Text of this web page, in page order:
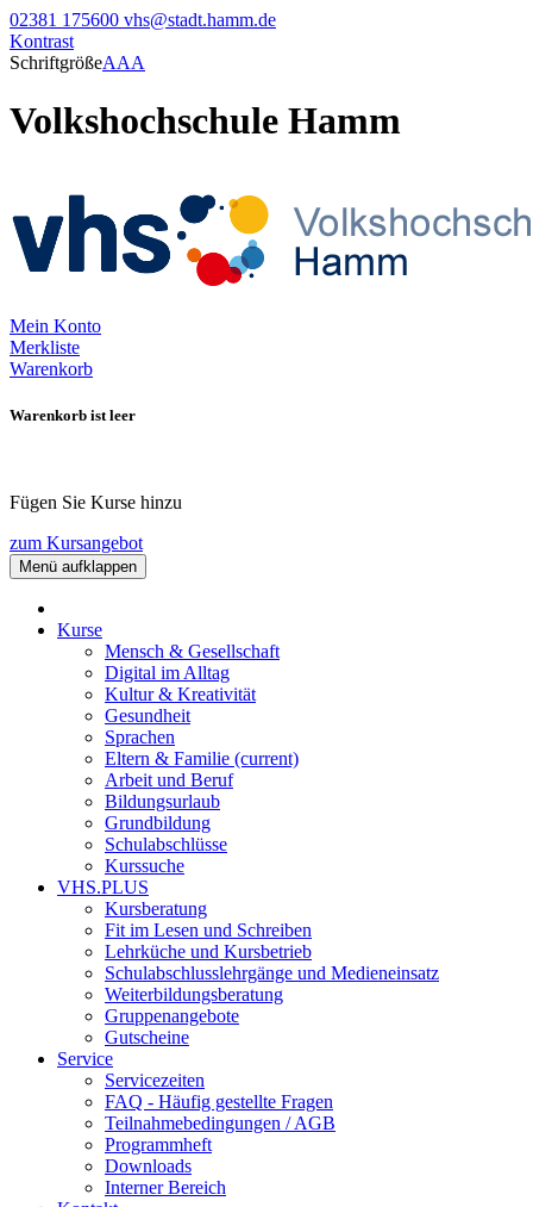
02381 175600 vhs@stadt.hamm.de
Kontrast
SchriftgrößeAAA
Volkshochschule Hamm
Mein Konto
Merkliste
Warenkorb
Warenkorb ist leer
Fügen Sie Kurse hinzu
zum Kursangebot
Menü aufklappen
Kurse
Mensch & Gesellschaft
Digital im Alltag
Kultur & Kreativität
Gesundheit
Sprachen
Eltern & Familie (current)
Arbeit und Beruf
Bildungsurlaub
Grundbildung
Schulabschlüsse
Kurssuche
VHS.PLUS
Kursberatung
Fit im Lesen und Schreiben
Lehrküche und Kursbetrieb
Schulabschlusslehrgänge und Medieneinsatz
Weiterbildungsberatung
Gruppenangebote
Gutscheine
Service
Servicezeiten
FAQ - Häufig gestellte Fragen
Teilnahmebedingungen / AGB
Programmheft
Downloads
Interner Bereich